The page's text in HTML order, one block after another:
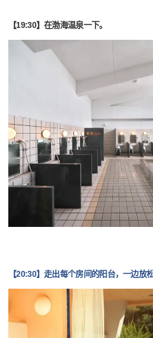
【19:30】在渤海温泉一下。
【20:30】走出每个房间的阳台，一边放